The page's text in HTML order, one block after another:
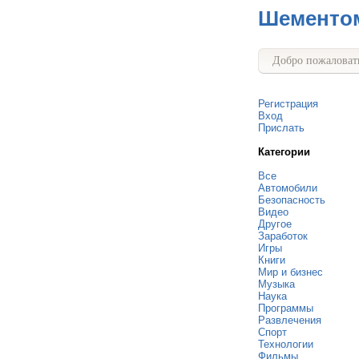
Добро
Регистрация
Вход
Прислать
Категории
Все
Автомобили
Безопасность
Видео
Другое
Заработок
Игры
Книги
Мир и бизнес
Музыка
Наука
Программы
Развлечения
Спорт
Технологии
Фильмы